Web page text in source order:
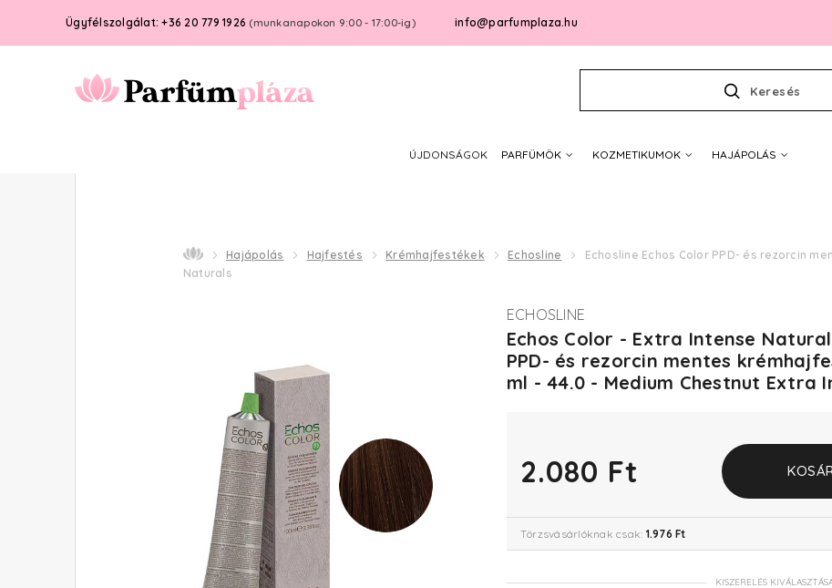
Ügyfélszolgálat: +36 20 779 1926 (munkanapokon 9:00 - 17:00-ig) info@parfumplaza.hu
Keresés
ÚJDONSÁGOK PARFÜMÖK KOZMETIKUMOK HAJÁPOLÁS
Hajápolás Hajfestés Krémhajfestékek Echosline
Echosline Echos Color PPD- és rezorcin
Naturals
ECHOSLINE
Echos Color - Extra Intense
PPD- és rezorcin mentes
ml - 44.0 - Medium Chestnut Extra
2.080 Ft
Törzsvásárlóknak csak: 1.976 Ft
KISZERELÉS